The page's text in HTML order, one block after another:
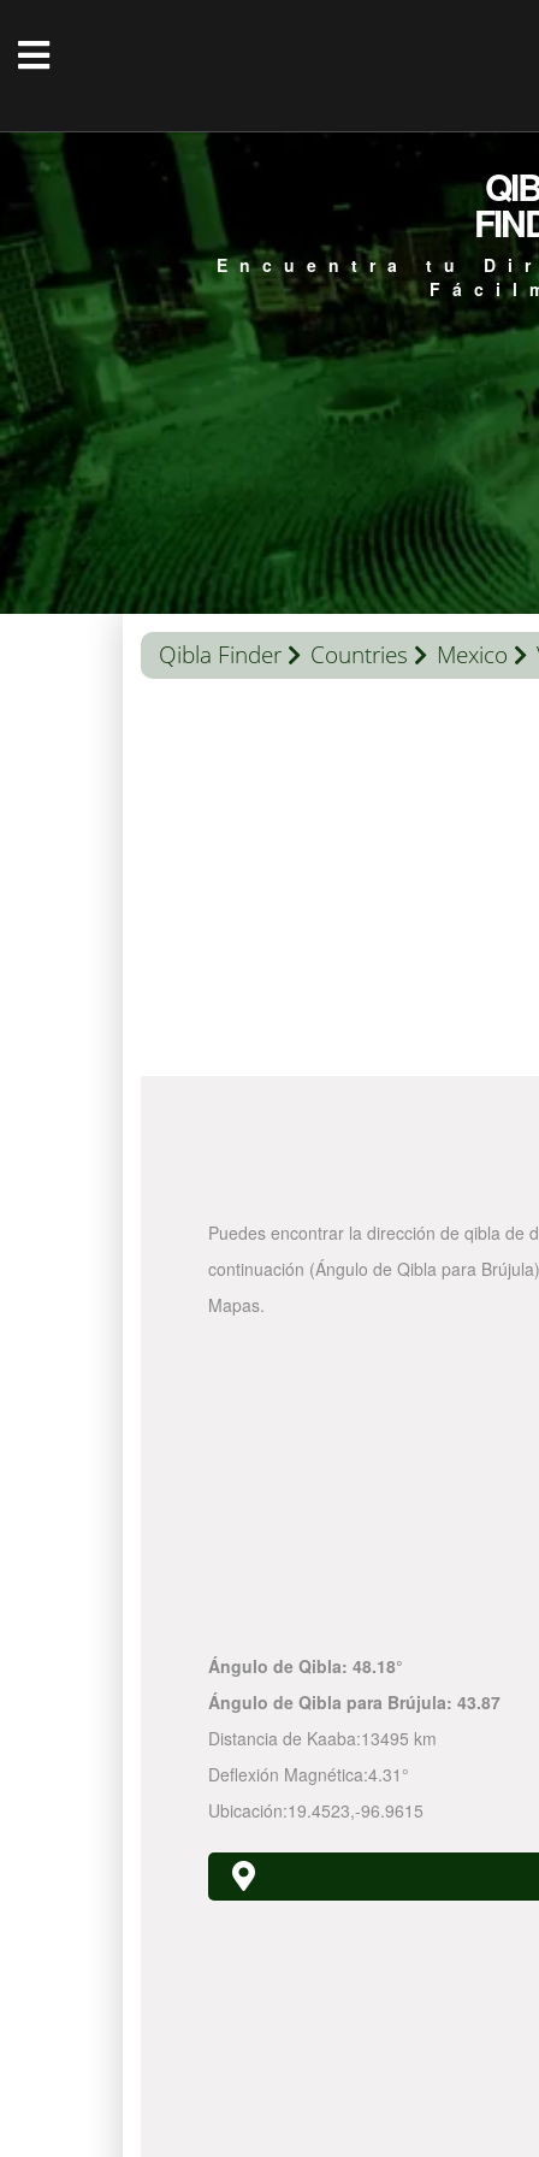
Encuentra tu
Qibla Finder Countries Mexico
Puedes encontrar la dirección de qibla de
continuación (Ángulo de Qibla para
Mapas.
Ángulo de Qibla: 48.18°
Ángulo de Qibla para Brújula: 43.87
Distancia de Kaaba:13495 km
Deflexión Magnética:4.31°
Ubicación:19.4523,-96.9615